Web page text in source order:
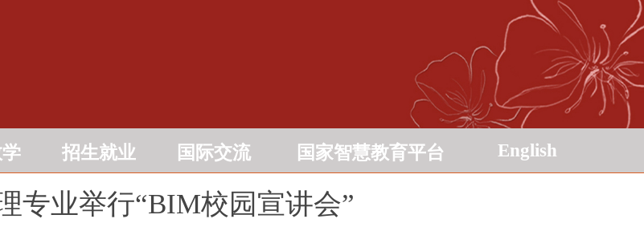
招生就业 国际交流 国家智慧教育平台 English
专业举行“BIM校园宣讲会”